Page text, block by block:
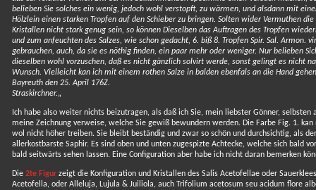
belieben Sie solches ein wenig, jedoch wohl verstopft, zu wärmen, und alsdann mit
Hölzlein einen starken Tropfen auf den Schieber zu bringen. Solten wider Vermuthen die
Kristallen nicht stark genug sein, so können Dieselben das Auftragen des Tropfen
und zum anfeuchten des Salzes, wie schon gedacht, 6. biß 8. Tropfen Spir. Sal. Armon.
gebrauchen, auch, da sie es nöthig finden, ein paar mehr oder weniger. Nur belieben
dieselben wohl vorzuschen, daß es nicht gänzlich solvirt werde, sonst gelingt es nicht
Wunsch. Vielleicht kan ich mit einem rothen Salze in balden ebenfals an die Hand
Bayreuth den 25. April 176Z.
Straskirchner.„
Ich habe also weiter nichts beizutragen, als daß ich Sie, mein liebster Gönner, selbsten
meine Zeichnung verweise, welche Sie gewiß bewundern werden. Die Farbe Fig. 1. kan
wol nicht höher treiben. Sie bleibt beständig und zwar so schön und durchsichtig, als der
allerkostbarste Saphir. Es sind oben und unten zugespizte Achtecke, welche sich bald
bald seitwärts sehen lassen. Eine Configuration aber habe ich nicht daran bemerken
Die 2te Figurzeigt die Konfiguration und Kristallen des Salis Acetofellae oder
Acetofella, oder Alleluja, Lujula & Juiliola, auch Trifolium acetosum seu acidum flore